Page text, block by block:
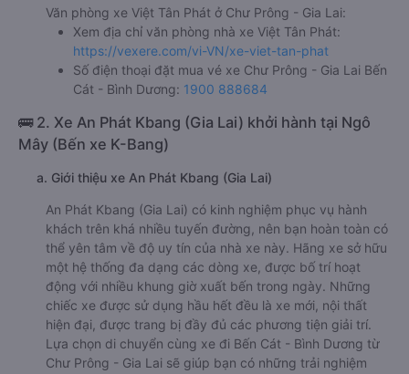
Văn phòng xe Việt Tân Phát ở Chư Prông - Gia Lai:
Xem địa chỉ văn phòng nhà xe Việt Tân Phát:
https://vexere.com/vi-VN/xe-viet-tan-phat
Số điện thoại đặt mua vé xe Chư Prông - Gia Lai Bến
Cát - Bình Dương: 1900 888684
🚌 2. Xe An Phát Kbang (Gia Lai) khởi hành tại Ngô
Mây (Bến xe K-Bang)
a. Giới thiệu xe An Phát Kbang (Gia Lai)
An Phát Kbang (Gia Lai) có kinh nghiệm phục vụ hành
khách trên khá nhiều tuyến đường, nên bạn hoàn toàn có
thể yên tâm về độ uy tín của nhà xe này. Hãng xe sở hữu
một hệ thống đa dạng các dòng xe, được bố trí hoạt
động với nhiều khung giờ xuất bến trong ngày. Những
chiếc xe được sử dụng hầu hết đều là xe mới, nội thất
hiện đại, được trang bị đầy đủ các phương tiện giải trí.
Lựa chọn di chuyển cùng xe đi Bến Cát - Bình Dương từ
Chư Prông - Gia Lai sẽ giúp bạn có những trải nghiệm